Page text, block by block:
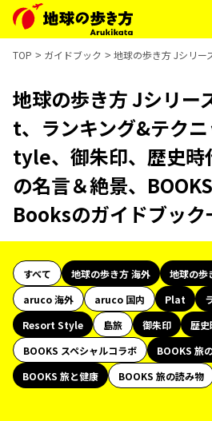
TOP ガイドブック 地球の歩き方 Jシリー
地球の歩き方 Jシリー
t、ランキング&テク
tyle、御朱印、歴史時
の名言＆絶景、
Booksのガイドブック
すべて 地球の歩き方 海外
地球の歩
aruco 海外
aruco 国内 Plat
Resort Style
島旅 御朱印 歴史
BOOKS スペシャルコラボ
BOOKS 旅
BOOKS 旅と健康
BOOKS 旅の読み物